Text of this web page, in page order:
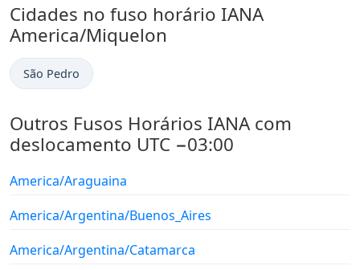
Cidades no fuso horário IANA
America/Miquelon
São Pedro
Outros Fusos Horários IANA com
deslocamento UTC −03:00
America/Araguaina
America/Argentina/Buenos_Aires
America/Argentina/Catamarca